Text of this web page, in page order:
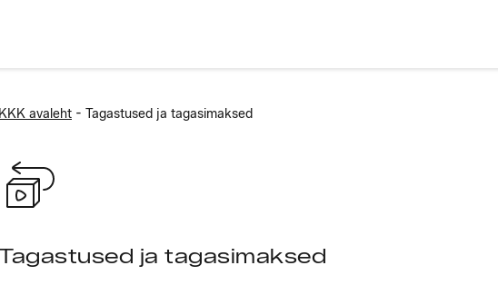
KKK avaleht - Tagastused ja tagasimaksed
ja tagasimaksed